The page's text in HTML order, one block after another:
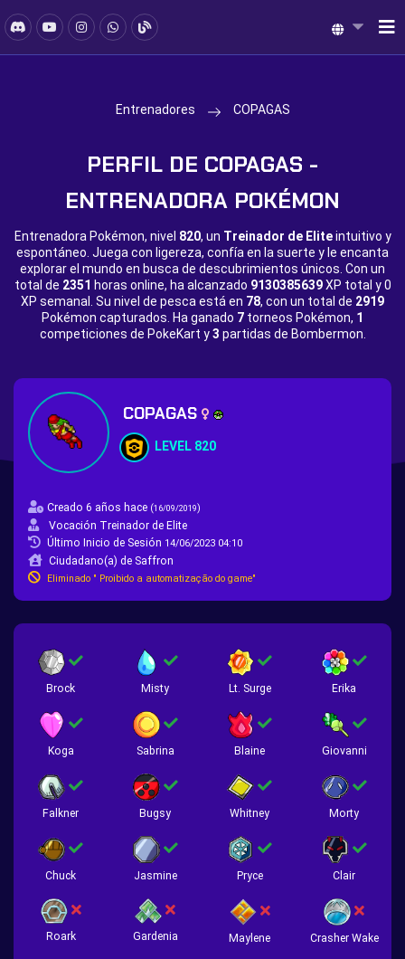
Entrenadores COPAGAS
PERFIL DE COPAGAS -
ENTRENADORA POKÉMON
Entrenadora Pokémon, nivel 820, un Treinador de Eliteintuitivo y
espontáneo. Juega con ligereza, confía en la suerte y le encanta
explorar el mundo en busca de descubrimientos únicos. Con un
total de 2351 horas online, ha alcanzado 9130385639XP total y0
XP semanal. Su nivel de pesca está en 78, con un total de 2919
Pokémon capturados. Ha ganado 7 torneos Pokémon, 1
competiciones de PokeKart y3 partidas de Bombermon.
COPAGAS
LEVEL 820
Creado 6 años hace (16/09/2019)
Vocación Treinador de Elite
Último Inicio de Sesión 14/06/2023 04:10
Ciudadano(a) de Saffron
Eliminado " Proibido a automatização do game"
Brock Misty Lt. Surge Erika
Koga Sabrina Blaine Giovanni
Falkner Bugsy Whitney Morty
Chuck Jasmine Pryce Clair
Roark Gardenia Maylene Crasher Wake